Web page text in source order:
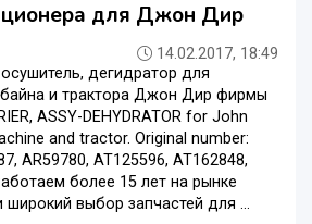
для Джон Дир
14.02.2017, 18:49
дегидратор для
и трактора Джон Дир фирмы
ASSY-DEHYDRATOR for John
and tractor. Original number:
AR59780, AT125596, AT162848,
более 15 лет на рынке
широкий выбор запчастей для ...